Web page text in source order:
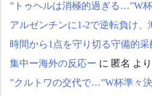
”トゥヘルは消極的過ぎる…”W
アルゼンチンに1-2で逆転負け
時間から1点を守り切る守備的
集中ー海外の反応ー に 匿名 より
”クルトワの交代で…”W杯準々